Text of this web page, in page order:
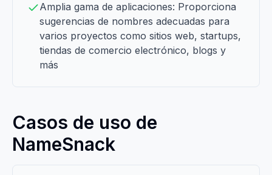
Amplia gama de aplicaciones: Proporciona
sugerencias de nombres adecuadas para
varios proyectos como sitios web, startups,
tiendas de comercio electrónico, blogs y
más
Casos de uso de
NameSnack